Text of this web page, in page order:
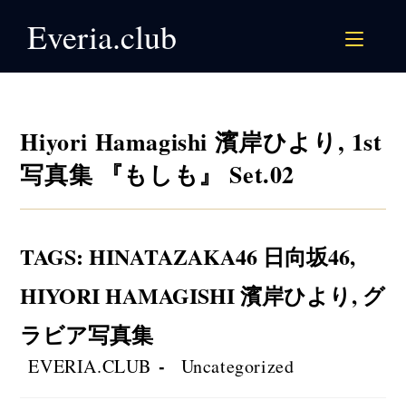
Everia.club
Hiyori Hamagishi 濱岸ひより, 1st
写真集 『もしも』 Set.02
TAGS:HINATAZAKA46 日向坂46,
HIYORI HAMAGISHI 濱岸ひより , グ
ラビア写真集
Post
author:
EVERIA.CLUB
Post
category:
Uncategorized